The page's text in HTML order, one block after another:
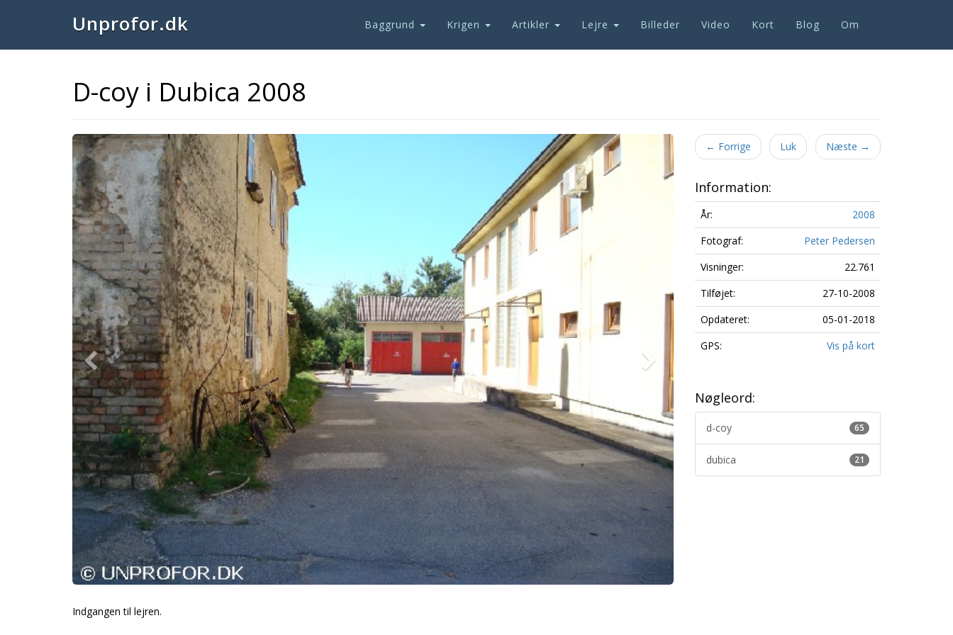
Unprofor.dk Baggrund Krigen Artikler Lejre Billeder Video Kort Blog Om
D-coy i Dubica 2008
Previous
Indgangen til lejren.
← Forrige Luk Næste →
Information:
År:
2008
Fotograf:
Peter Pedersen
Visninger:
22.761
Tilføjet:
27-10-2008
Opdateret:
05-01-2018
GPS:
Vis på kort
Nøgleord:
65
d-coy
21
dubica